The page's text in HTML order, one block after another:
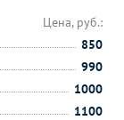
Цена, руб.:
850
990
1000
1100